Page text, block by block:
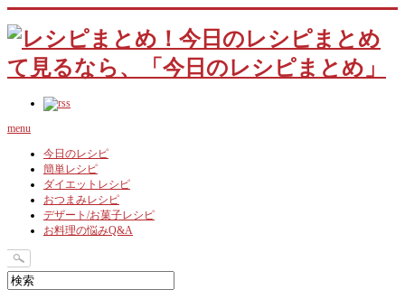
menu
今日のレシピ
簡単レシピ
ダイエットレシピ
おつまみレシピ
デザート/お菓子レシピ
お料理の悩みQ&A